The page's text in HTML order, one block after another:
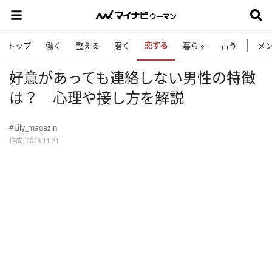
トップ 働く 整える 磨く 恋する 暮らす 占う メ
好意があっても連絡しない男性の特徴
は？ 心理や接し方を解説
#Lily_magazin
作成: 2023.11.21